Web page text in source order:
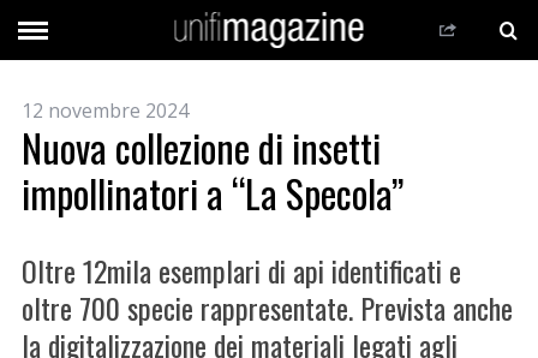
12 novembre 2024
Nuova collezione di insetti
impollinatori a “La Specola”
Oltre 12mila esemplari di api identificati e
oltre 700 specie rappresentate. Prevista anche
la digitalizzazione dei materiali legati agli